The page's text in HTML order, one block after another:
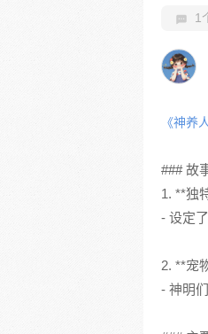
1
《神养
### 故
1. **独
- 设定
2. **宠
- 神明